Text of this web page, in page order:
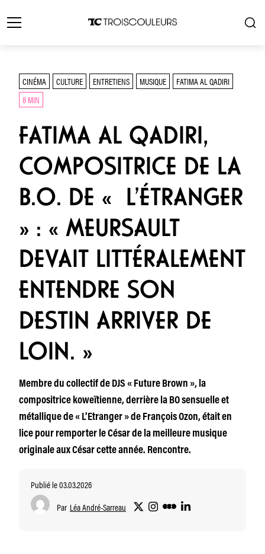
CINÉMA CULTURE ENTRETIENS MUSIQUE
FATIMA AL QADIRI
8 MIN
FATIMA AL QADIRI,
COMPOSITRICE DE LA
B.O. DE « L’ÉTRANGER
» : « MEURSAULT
DEVAIT LITTÉRALEMENT
ENTENDRE SON
DESTIN ARRIVER DE
LOIN. »
Membre du collectif de DJS « Future Brown », la
compositrice koweïtienne, derrière la BO sensuelle et
métallique de « L’Etranger » de François Ozon, était en
lice pour remporter le César de la meilleure musique
originale aux César cette année. Rencontre.
Publié le 03.03.2026
Par Léa André-Sarreau